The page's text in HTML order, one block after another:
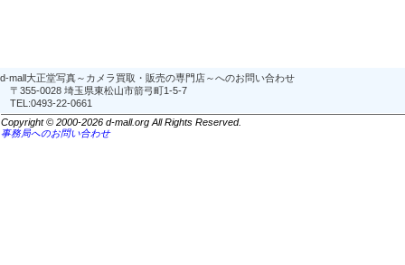
d-mall大正堂写真～カメラ買取・販売の専門店～へのお問い合わせ
〒355-0028 埼玉県東松山市箭弓町1-5-7
TEL:0493-22-0661
Copyright © 2000-2026 d-mall.org All Rights Reserved.
事務局へのお問い合わせ